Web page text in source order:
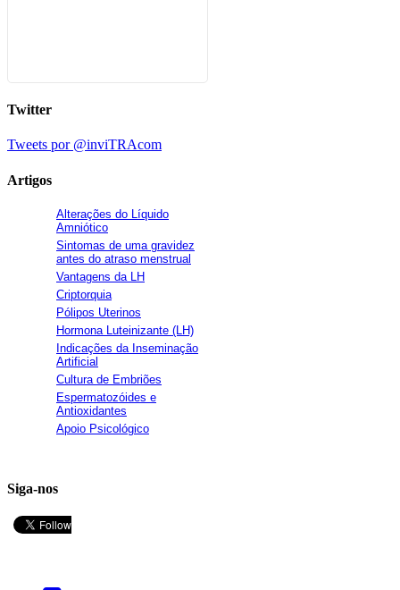
Twitter
Tweets por @inviTRAcom
Artigos
Alterações do Líquido
Amniótico
Sintomas de uma gravidez
antes do atraso menstrual
Vantagens da LH
Criptorquia
Pólipos Uterinos
Hormona Luteinizante (LH)
Indicações da Inseminação
Artificial
Cultura de Embriões
Espermatozóides e
Antioxidantes
Apoio Psicológico
Siga-nos